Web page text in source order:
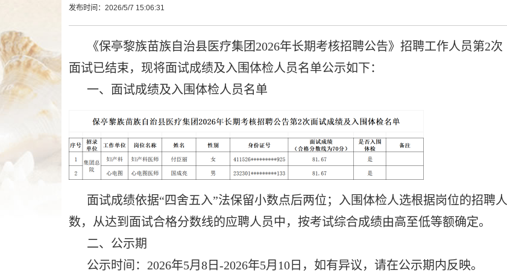
智
能
引
导，
请
发布时间：2026/5/7 15:06:31
《保亭黎族苗族自治县医疗集团2026年长期考核招聘公告》招聘工作人员第2次
面试已结束，现将面试成绩及入围体检人员名单公示如下：
一、面试成绩及入围体检人员名单
面试成绩依据“四舍五入”法保留小数点后两位；入围体检人选根据岗位的招聘人
数，从达到面试合格分数线的应聘人员中，按考试综合成绩由高至低等额确定。
二、公示期
公示时间：2026年5月8日-2026年5月10日，如有异议，请在公示期内反映。